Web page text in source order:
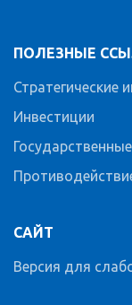
ПОЛЕЗНЫЕ
Стратегические
Инвестиции
САЙТ
Версия для